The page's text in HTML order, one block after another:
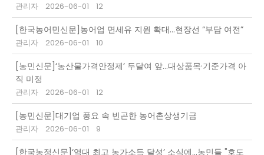
관리자 2026-06-01 12
[한국농어민신문]농어업 면세유 지원 확대…현장선 “부담 여전”
관리자 2026-06-01 10
[농민신문]‘농산물가격안정제’ 두달여 앞…대상품목·기준가격 아
직 미정
관리자 2026-06-01 12
[농민신문]대기업 풍요 속 빈곤한 농어촌상생기금
관리자 2026-06-01 9
[한국농정신문]‘역대 최고 농가소득 달성’ 소식에...농민들 "호도